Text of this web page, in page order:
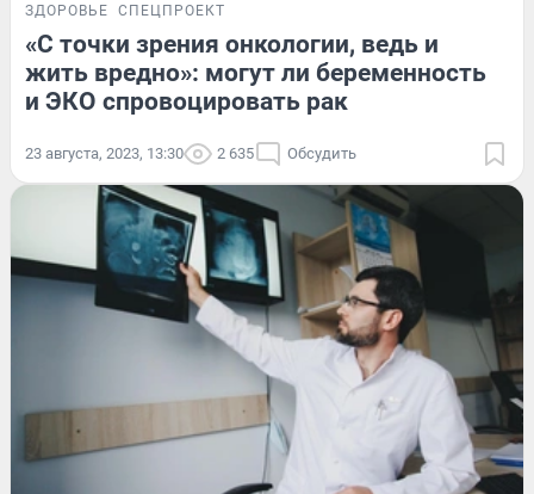
ЗДОРОВЬЕ СПЕЦПРОЕКТ
«С точки зрения онкологии, ведь и
жить вредно»: могут ли беременность
и ЭКО спровоцировать рак
23 августа, 2023, 13:30 2 635 Обсудить